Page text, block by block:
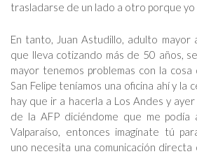
trasladarse de un lado a otro porque yo
En tanto, Juan Astudillo, adulto mayor
que lleva cotizando más de 50 años,
mayor tenemos problemas con la
San Felipe teníamos una oficina ahí y la
hay que ir a hacerla a Los Andes y
de la AFP diciéndome que me
Valparaíso, entonces imagínate tú
uno necesita una comunicación directa